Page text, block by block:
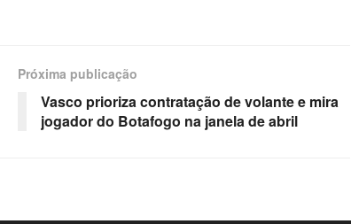
Próxima publicação
Vasco prioriza contratação de volante e mira
jogador do Botafogo na janela de abril